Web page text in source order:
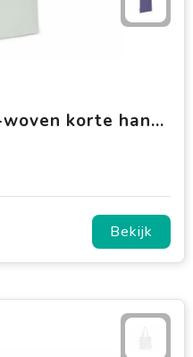
R-PET Draagtas non-woven korte handvatten 38 x 42cm 75g/m²
Bekijk